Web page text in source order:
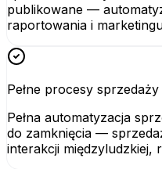
publikowane —
raportowania i
Pełne procesy
Pełna automatyzacja
do zamknięcia —
interakcji międzyludzkiej,